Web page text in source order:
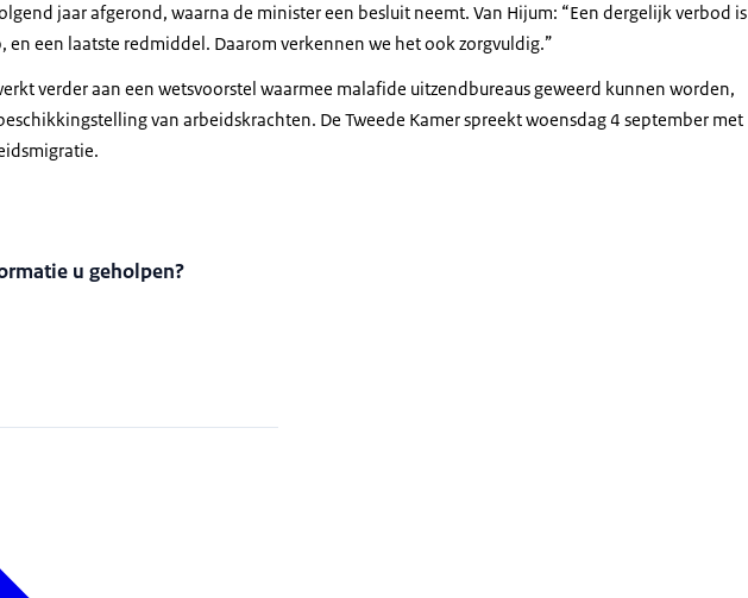
jaar afgerond, waarna de minister een besluit neemt. Van Hijum: “Een dergelijk verbod is
en een laatste redmiddel. Daarom verkennen we het ook zorgvuldig.”
verder aan een wetsvoorstel waarmee malafide uitzendbureaus geweerd kunnen worden,
van arbeidskrachten. De Tweede Kamer spreekt woensdag 4 september met
u geholpen?